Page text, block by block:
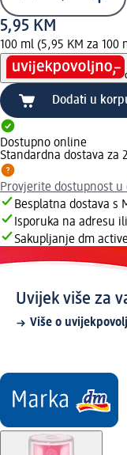
5,95 KM
100 ml (5,95 KM za 100
Dodati u
Dostupno online
Standardna dostava za
Provjerite dostupnost u
Besplatna dostava s
Isporuka na adresu
Sakupljanje dm
Uvijek više za
Više o